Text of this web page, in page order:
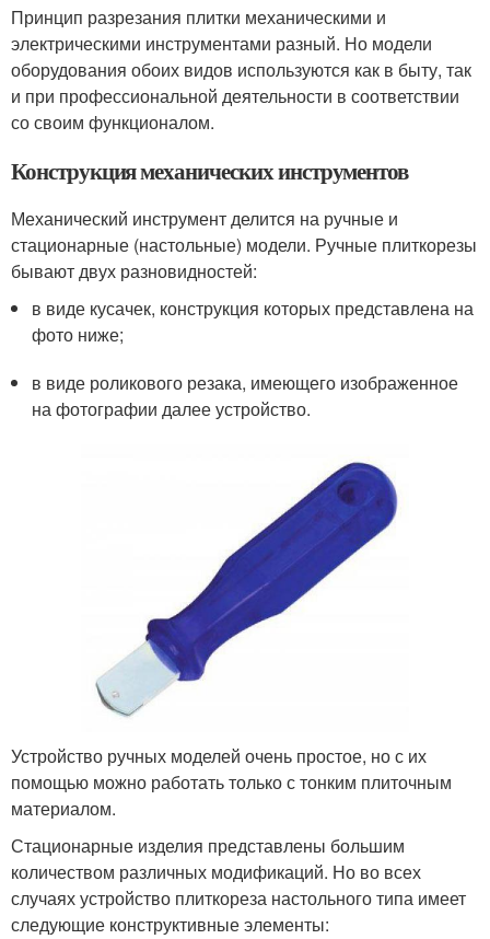
Принцип разрезания плитки механическими и
электрическими инструментами разный. Но модели
оборудования обоих видов используются как в быту, так
и при профессиональной деятельности в соответствии
со своим функционалом.
Конструкция механических инструментов
Механический инструмент делится на ручные и
стационарные (настольные) модели. Ручные плиткорезы
бывают двух разновидностей:
в виде кусачек, конструкция которых представлена на
фото ниже;
в виде роликового резака, имеющего изображенное
на фотографии далее устройство.
Устройство ручных моделей очень простое, но с их
помощью можно работать только с тонким плиточным
материалом.
Стационарные изделия представлены большим
количеством различных модификаций. Но во всех
случаях устройство плиткореза настольного типа имеет
следующие конструктивные элементы: